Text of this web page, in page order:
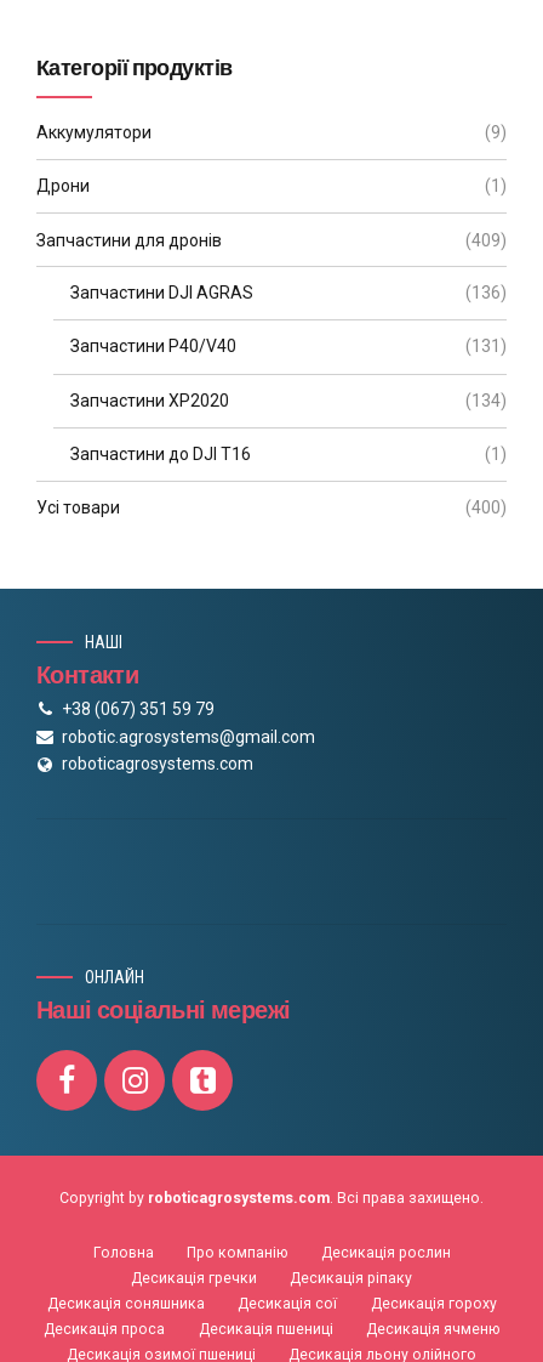
Категорії продуктів
Аккумулятори (9)
Дрони (1)
Запчастини для дронів (409)
Запчастини DJI AGRAS (136)
Запчастини P40/V40 (131)
Запчастини XP2020 (134)
Запчастини до DJI T16 (1)
Усі товари (400)
НАШІ
Контакти
+38 (067) 351 59 79
robotic.agrosystems@gmail.com
roboticagrosystems.com
ОНЛАЙН
Наші соціальні мережі
Copyright by roboticagrosystems.com . Всі права захищено.
Головна Про компанію
Десикація рослин
Десикація гречки
Десикація ріпаку
Десикація соняшника
Десикація сої
Десикація гороху
Десикація проса
Десикація пшениці
Десикація ячменю
Десикація озимої пшениці
Десикація льону олійного